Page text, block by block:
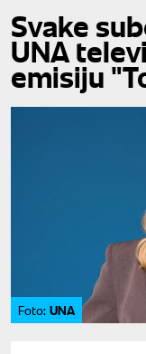
Svake
UNA
emisiju
Foto: UNA